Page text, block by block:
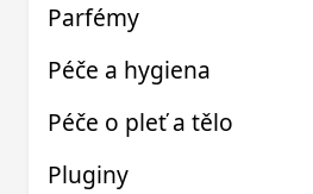
Parfémy
Péče a hygiena
Péče o pleť a tělo
Pluginy